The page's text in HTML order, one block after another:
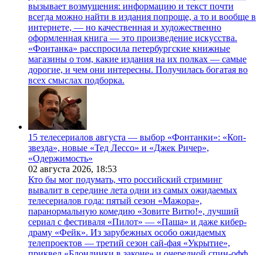
вызывает возмущения: информацию и текст почти
всегда можно найти в издания попроще, а то и вообще в
интернете, — но качественная и художественно
оформленная книга — это произведение искусства.
«Фонтанка» расспросила петербургские книжные
магазины о том, какие издания на их полках — самые
дорогие, и чем они интересны. Получилась богатая во
всех смыслах подборка.
15 телесериалов августа — выбор «Фонтанки»: «Коп-
звезда», новые «Тед Лессо» и «Джек Ричер»,
«Одержимость»
02 августа 2026, 18:53
Кто бы мог подумать, что российский стриминг
вывалит в середине лета одни из самых ожидаемых
телесериалов года: пятый сезон «Мажора»,
паранормальную комедию «Зовите Витю!», лучший
сериал с фестиваля «Пилот» — «Паша» и даже кибер-
драму «Фейк». Из зарубежных особо ожидаемых
телепроектов — третий сезон сай-фая «Укрытие»,